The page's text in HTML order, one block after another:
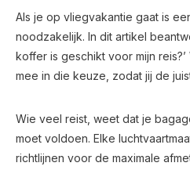
Als je op vliegvakantie gaat is
noodzakelijk. In dit artikel
koffer is geschikt voor mijn
mee in die keuze, zodat jij de
Wie veel reist, weet dat je
moet voldoen. Elke
richtlijnen voor de maximale